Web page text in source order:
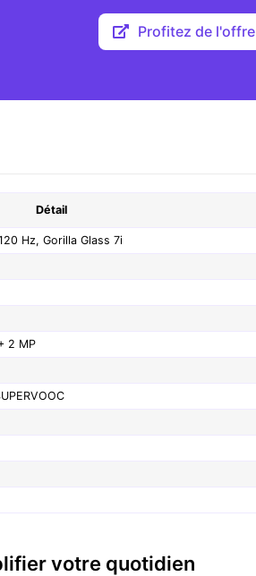
Profitez de l'offre
Détail
Hz, Gorilla Glass 7i
2 MP
votre quotidien